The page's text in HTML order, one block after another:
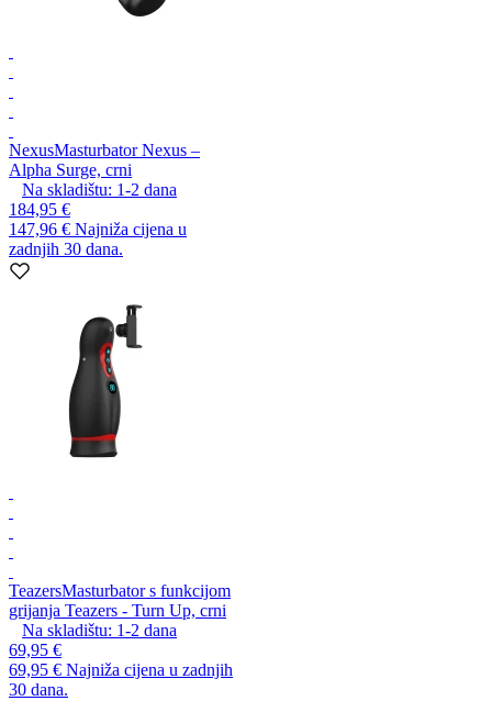
NexusMasturbator Nexus –
Alpha Surge, crni
Na skladištu: 1-2 dana
184,95 €
147,96 € Najniža cijena u
zadnjih 30 dana.
TeazersMasturbator s funkcijom
grijanja Teazers - Turn Up, crni
Na skladištu: 1-2 dana
69,95 €
69,95 € Najniža cijena u zadnjih
30 dana.